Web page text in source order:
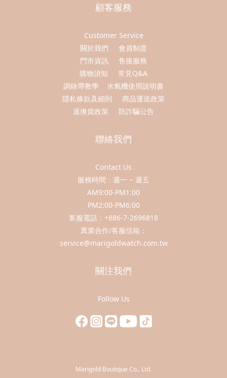
顧客服務
Customer Service
關於我們
會員制度
門市資訊
售後服務
購物須知
常見Q&A
調錶帶教學
水氧機使用說明書
隱私條款及細則
商品運送政策
退換貨政策
防詐騙公告
聯絡我們
Contact Us
服務時間：週一 ~ 週五
AM9:00-PM1:00
PM2:00-PM6:00
客服電話：+886-7-2696818
異業合作/客服信箱：
service@marigoldwatch.com.tw
關注我們
Follow Us
Marigold Boutique Co., Ltd.